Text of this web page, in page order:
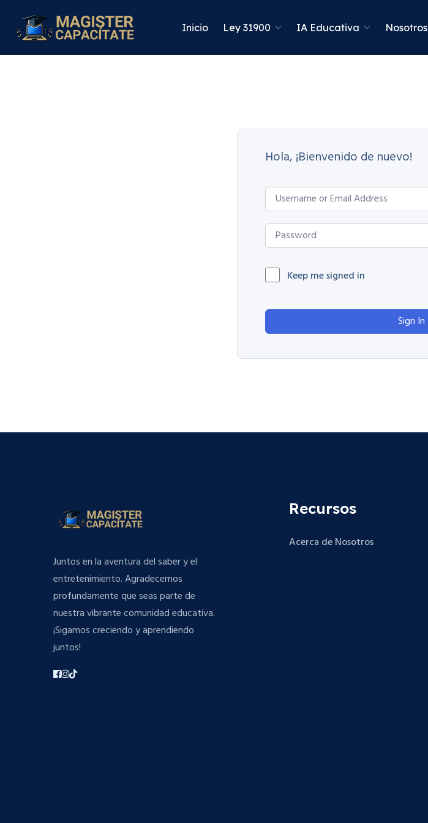
Inicio Ley 31900 IA Educativa Nosotros
Hola, ¡Bienvenido de nuevo!
Keep me signed in
Sign In
Juntos en la aventura del saber y el
entretenimiento. Agradecemos
profundamente que seas parte de
nuestra vibrante comunidad educativa.
¡Sigamos creciendo y aprendiendo
juntos!
Recursos
Acerca de Nosotros